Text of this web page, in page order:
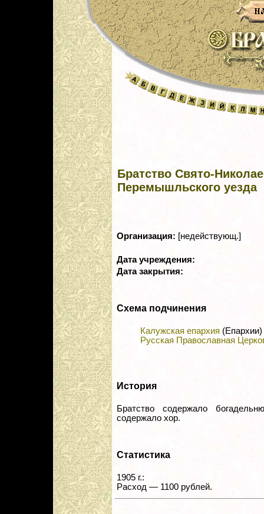
Братство Свято-
Перемышльского уезда
Организация: [недействующ.]
Дата учреждения:
Дата закрытия:
Схема подчинения
Калужская епархия (Епархии)
Русская Православная
История
Братство содержало
содержало хор.
Статистика
1905 г.:
Расход — 1100 рублей.